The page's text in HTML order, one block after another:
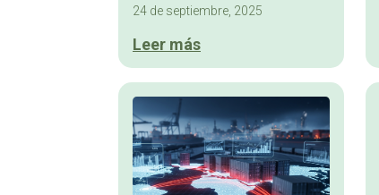
24 de septiembre, 2025
Leer más